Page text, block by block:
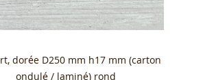
dorée D250 mm h17 mm (carton
ondulé / laminé) rond